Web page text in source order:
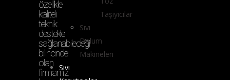
özellikle
kaliteli
teknik
destekle
sağlanabileceği
bilincinde
olan
firmamız
Taşıyıcılar
Sıvı
Dolum
Makineleri
Sıvı